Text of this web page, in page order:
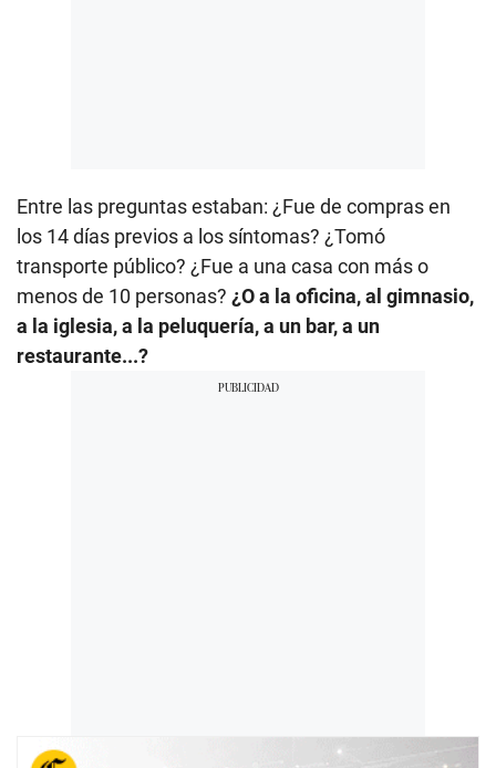
Entre las preguntas estaban: ¿Fue de compras en
los 14 días previos a los síntomas? ¿Tomó
transporte público? ¿Fue a una casa con más o
menos de 10 personas? ¿O a la oficina, al gimnasio,
a la iglesia, a la peluquería, a un bar, a un
restaurante...?